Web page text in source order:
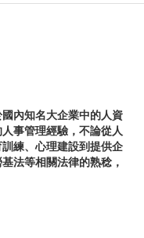
內知名大企業中的人資
事管理經驗，不論從人
練、心理建設到提供企
法等相關法律的熟稔，